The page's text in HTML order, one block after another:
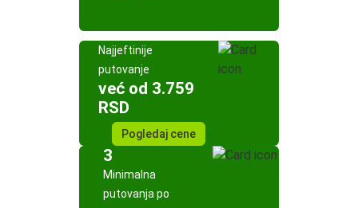
Najjeftinije
putovanje
već od 3.759
RSD
Pogledaj cene
3
Minimalna
putovanja po